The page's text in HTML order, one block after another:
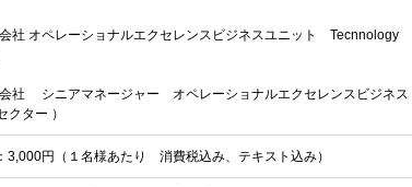
会社 オペレーショナルエクセレンスビジネスユニット Tecnnology
会社 シニアマネージャー オペレーショナルエクセレンスビジネス
ター ）
3,000円（１名様あたり 消費税込み、テキスト込み）